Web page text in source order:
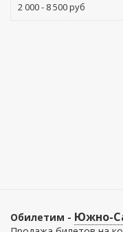
2 000 - 8 500руб
Обилетим - Южно-